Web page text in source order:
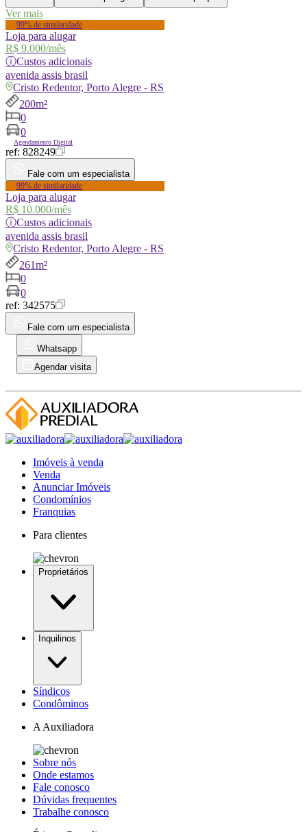
Ver mais
99% de similaridade
Loja para alugar
R$ 9.000/mês
ⓘCustos adicionais
avenida assis brasil
Cristo Redentor, Porto Alegre - RS
200m²
0
0
Agendamento Digital
ref: 828249
Fale com um especialista
99% de similaridade
Loja para alugar
R$ 10.000/mês
ⓘCustos adicionais
avenida assis brasil
Cristo Redentor, Porto Alegre - RS
261m²
0
0
ref: 342575
Fale com um especialista
Whatsapp
Agendar visita
Imóveis à venda
Venda
Anunciar Imóveis
Condomínios
Franquias
Para clientes
Proprietários
Inquilinos
Síndicos
Condôminos
A Auxiliadora
Sobre nós
Onde estamos
Fale conosco
Dúvidas frequentes
Trabalhe conosco